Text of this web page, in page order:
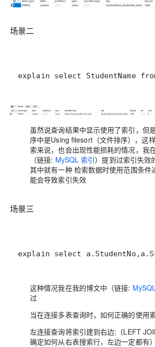
场景二
explain select StudentName
虽然说查询结果中显示使用了索引，但
序中是Using filesort（文件排序），这
索来说，也会出现性能损耗的情况，我
（链接: MySQL 索引）提到过索引失效
其中就有一种 检索数据时使用范围条件
能会导致索引失效
场景三
explain select
这种情况我在我的博文中（链接:
过
当在连接多表查询时，如何正确的使用
左连接查询将索引建到右边;（LEFT
确定如何从右表搜索行，左边一定都有）